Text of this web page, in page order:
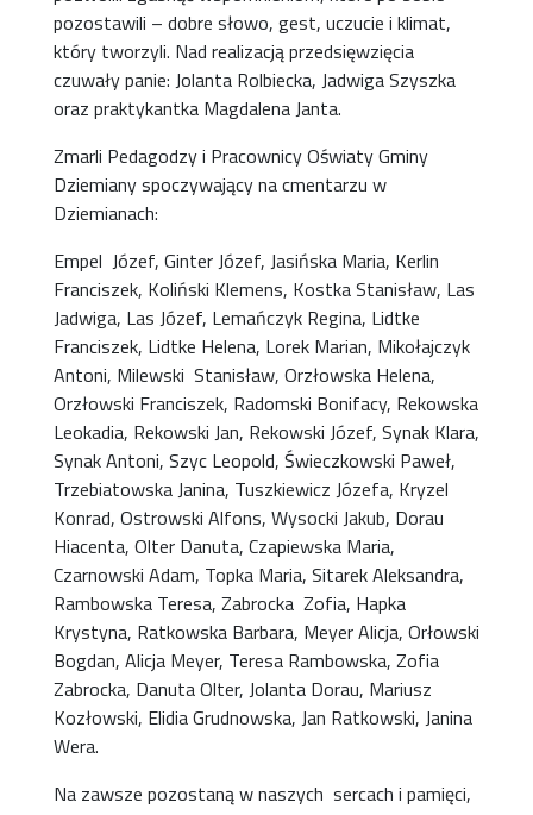
pozostawili – dobre słowo, gest, uczucie i klimat,
który tworzyli. Nad realizacją przedsięwzięcia
czuwały panie: Jolanta Rolbiecka, Jadwiga Szyszka
oraz praktykantka Magdalena Janta.
Zmarli Pedagodzy i Pracownicy Oświaty Gminy
Dziemiany spoczywający na cmentarzu w
Dziemianach:
Empel Józef, Ginter Józef, Jasińska Maria, Kerlin
Franciszek, Koliński Klemens, Kostka Stanisław, Las
Jadwiga, Las Józef, Lemańczyk Regina, Lidtke
Franciszek, Lidtke Helena, Lorek Marian, Mikołajczyk
Antoni, Milewski Stanisław, Orzłowska Helena,
Orzłowski Franciszek, Radomski Bonifacy, Rekowska
Leokadia, Rekowski Jan, Rekowski Józef, Synak Klara,
Synak Antoni, Szyc Leopold, Świeczkowski Paweł,
Trzebiatowska Janina, Tuszkiewicz Józefa, Kryzel
Konrad, Ostrowski Alfons, Wysocki Jakub, Dorau
Hiacenta, Olter Danuta, Czapiewska Maria,
Czarnowski Adam, Topka Maria, Sitarek Aleksandra,
Rambowska Teresa, Zabrocka Zofia, Hapka
Krystyna, Ratkowska Barbara, Meyer Alicja, Orłowski
Bogdan, Alicja Meyer, Teresa Rambowska, Zofia
Zabrocka, Danuta Olter, Jolanta Dorau, Mariusz
Kozłowski, Elidia Grudnowska, Jan Ratkowski, Janina
Wera.
Na zawsze pozostaną w naszych sercach i pamięci,